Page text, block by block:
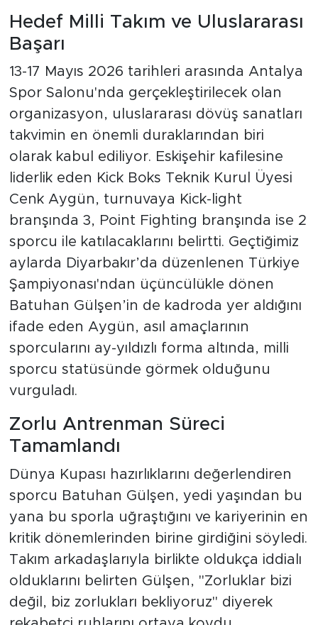
Hedef Milli Takım ve Uluslararası
Başarı
13-17 Mayıs 2026 tarihleri arasında Antalya
Spor Salonu'nda gerçekleştirilecek olan
organizasyon, uluslararası dövüş sanatları
takvimin en önemli duraklarından biri
olarak kabul ediliyor. Eskişehir kafilesine
liderlik eden Kick Boks Teknik Kurul Üyesi
Cenk Aygün, turnuvaya Kick-light
branşında 3, Point Fighting branşında ise 2
sporcu ile katılacaklarını belirtti. Geçtiğimiz
aylarda Diyarbakır’da düzenlenen Türkiye
Şampiyonası'ndan üçüncülükle dönen
Batuhan Gülşen’in de kadroda yer aldığını
ifade eden Aygün, asıl amaçlarının
sporcularını ay-yıldızlı forma altında, milli
sporcu statüsünde görmek olduğunu
vurguladı.
Zorlu Antrenman Süreci
Tamamlandı
Dünya Kupası hazırlıklarını değerlendiren
sporcu Batuhan Gülşen, yedi yaşından bu
yana bu sporla uğraştığını ve kariyerinin en
kritik dönemlerinden birine girdiğini söyledi.
Takım arkadaşlarıyla birlikte oldukça iddialı
olduklarını belirten Gülşen, "Zorluklar bizi
değil, biz zorlukları bekliyoruz" diyerek